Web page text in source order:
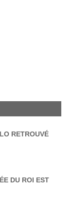
RETROUVÉ
DU ROI EST